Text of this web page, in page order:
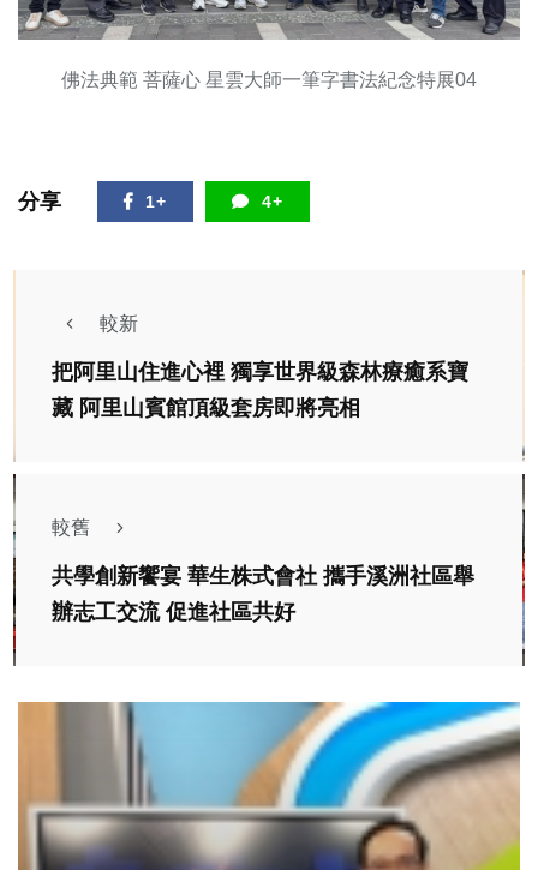
佛法典範 菩薩心 星雲大師一筆字書法紀念特展04
分享 1+ 4+
較新
把阿里山住進心裡 獨享世界級森林療癒系寶
藏 阿里山賓館頂級套房即將亮相
較舊
共學創新饗宴 華生株式會社 攜手溪洲社區舉
辦志工交流 促進社區共好